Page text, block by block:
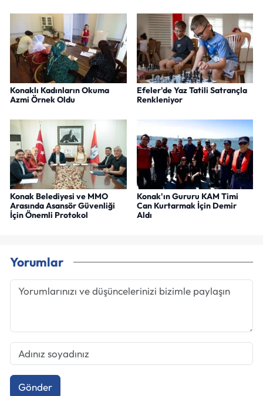
Konaklı Kadınların Okuma
Azmi Örnek Oldu
Efeler'de Yaz Tatili Satrançla
Renkleniyor
Konak Belediyesi ve MMO
Arasında Asansör Güvenliği
İçin Önemli Protokol
Konak'ın Gururu KAM Timi
Can Kurtarmak İçin Demir
Aldı
Yorumlar
Gönder